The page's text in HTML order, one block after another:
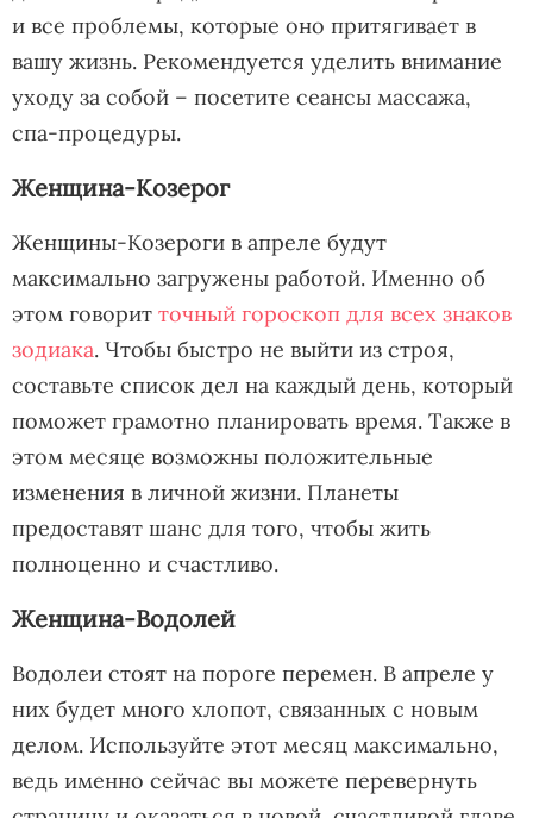
и все проблемы, которые оно притягивает в
вашу жизнь. Рекомендуется уделить внимание
уходу за собой – посетите сеансы массажа,
спа-процедуры.
Женщина-Козерог
Женщины-Козероги в апреле будут
максимально загружены работой. Именно об
этом говорит точный гороскоп для всех знаков
зодиака. Чтобы быстро не выйти из строя,
составьте список дел на каждый день, который
поможет грамотно планировать время. Также в
этом месяце возможны положительные
изменения в личной жизни. Планеты
предоставят шанс для того, чтобы жить
полноценно и счастливо.
Женщина-Водолей
Водолеи стоят на пороге перемен. В апреле у
них будет много хлопот, связанных с новым
делом. Используйте этот месяц максимально,
ведь именно сейчас вы можете перевернуть